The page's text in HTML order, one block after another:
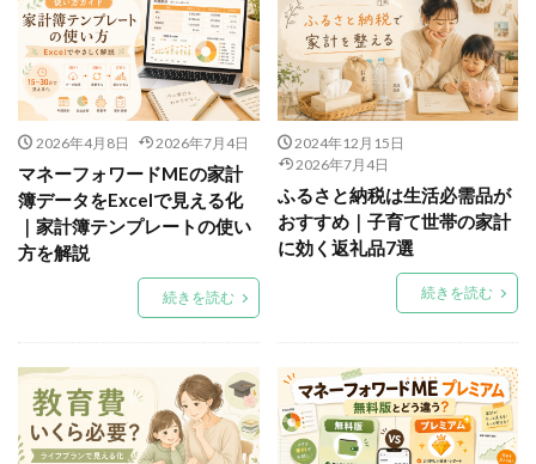
2026年4月8日 2026年7月4日
マネーフォワードMEの家計
簿データをExcelで見える化
｜家計簿テンプレートの使い
方を解説
続きを読む
2024年12月15日
2026年7月4日
ふるさと納税は生活必需品が
おすすめ｜子育て世帯の家計
に効く返礼品7選
続きを読む